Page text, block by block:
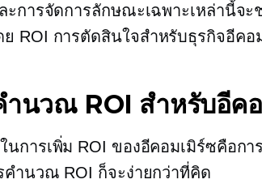
ละการจัดการลักษณะเฉพาะเหล่านี้จ
ROI การตัดสินใจสำหรับธุรกิจอีค
ำนวณ ROI สำหรับอีค
การเพิ่ม ROI ของอีคอมเมิร์ซคือกา
คำนวณ ROI ก็จะง่ายกว่าที่คิด